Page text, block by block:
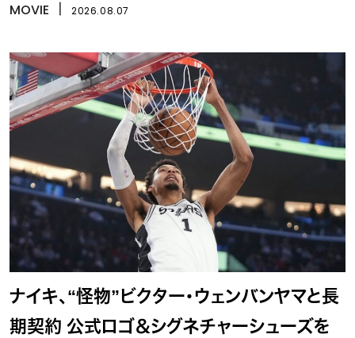
MOVIE 2026.08.07
ナイキ、“怪物”ビクター・ウェンバンヤマと長
期契約 公式ロゴ＆シグネチャーシューズを